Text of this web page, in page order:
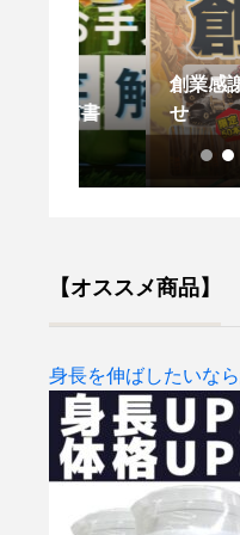
創業感謝祭
せ
【オススメ商品】
身長を伸ばしたいなら